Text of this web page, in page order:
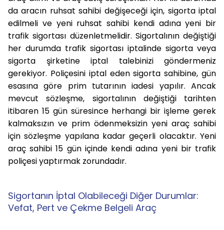
da aracın ruhsat sahibi değişeceği için, sigorta iptal
edilmeli ve yeni ruhsat sahibi kendi adına yeni bir
trafik sigortası düzenletmelidir. Sigortalının değiştiği
her durumda trafik sigortası iptalinde sigorta veya
sigorta şirketine iptal talebinizi göndermeniz
gerekiyor. Poliçesini iptal eden sigorta sahibine, gün
esasına göre prim tutarının iadesi yapılır. Ancak
mevcut sözleşme, sigortalının değiştiği tarihten
itibaren 15 gün süresince herhangi bir işleme gerek
kalmaksızın ve prim ödenmeksizin yeni araç sahibi
için sözleşme yapılana kadar geçerli olacaktır. Yeni
araç sahibi 15 gün içinde kendi adına yeni bir trafik
poliçesi yaptırmak zorundadır.
Sigortanın İptal Olabileceği Diğer Durumlar:
Vefat, Pert ve Çekme Belgeli Araç